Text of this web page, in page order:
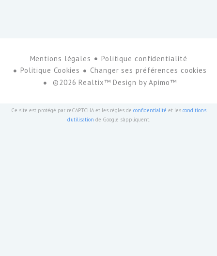
Mentions légales
Politique confidentialité
Politique Cookies
Changer ses préférences cookies
©2026 Realtix™ Design byApimo™
Ce site est protégé par reCAPTCHA et les règles de confidentialité et les conditions
d'utilisation de Google s'appliquent.